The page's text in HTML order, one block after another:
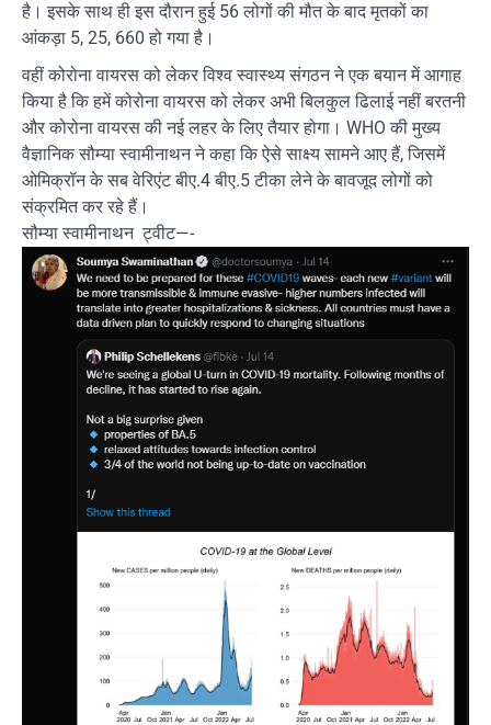
है। इसके साथ ही इस दौरान हुई 56 लोगों की मौत के बाद मृतकों का
आंकड़ा 5, 25, 660 हो गया है।
वहीं कोरोना वायरस को लेकर विश्व स्वास्थ्य संगठन ने एक बयान में आगाह
किया है कि हमें कोरोना वायरस को लेकर अभी बिलकुल ढिलाई नहीं बरतनी
और कोरोना वायरस की नई लहर के लिए तैयार होगा। WHO की मुख्य
वैज्ञानिक सौम्या स्वामीनाथन ने कहा कि ऐसे साक्ष्य सामने आए हैं, जिसमें
ओमिक्रॉन के सब वेरिएंट बीए.4 बीए.5 टीका लेने के बावजूद लोगों को
संक्रमित कर रहे हैं।
सौम्या स्वामीनाथन ट्वीट—-